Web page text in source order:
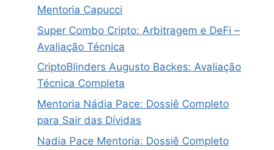
Mentoria Capucci
Super Combo Cripto: Arbitragem e DeFi –
Avaliação Técnica
CriptoBlinders Augusto Backes: Avaliação
Técnica Completa
Mentoria Nádia Pace: Dossiê Completo
para Sair das Dívidas
Nadia Pace Mentoria: Dossiê Completo